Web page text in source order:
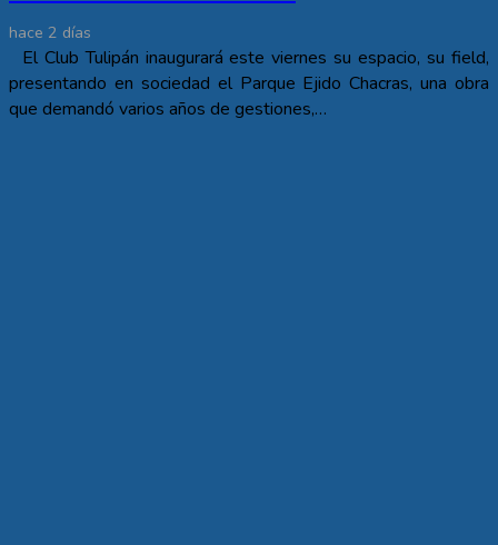
hace 2 días
El Club Tulipán inaugurará este viernes su espacio, su field,
presentando en sociedad el Parque Ejido Chacras, una obra
que demandó varios años de gestiones,…